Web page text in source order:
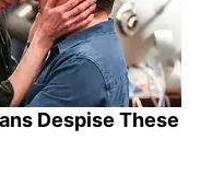
Despise These